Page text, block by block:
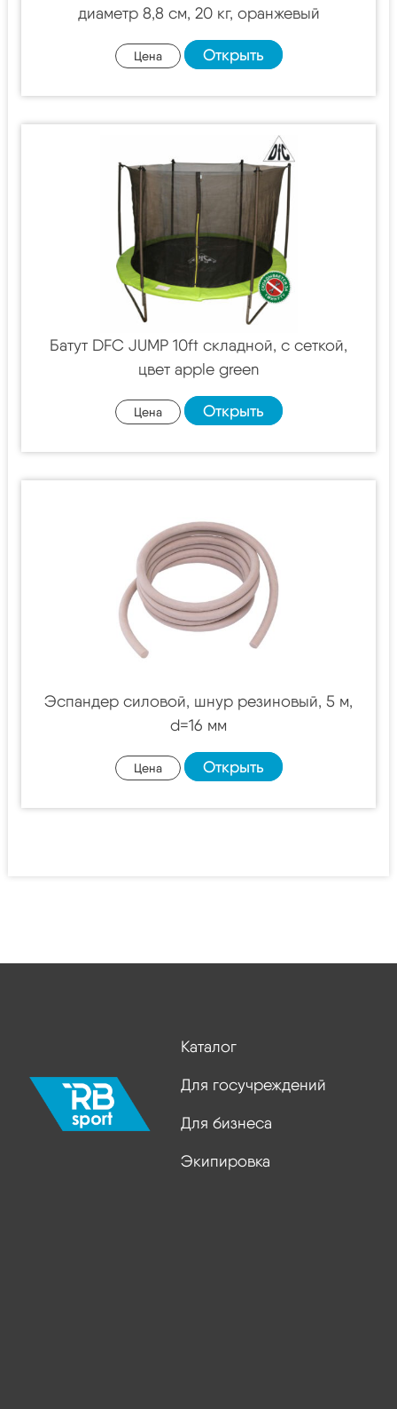
диаметр 8,8 см, 20 кг, оранжевый
Цена Открыть
Батут DFC JUMP 10ft складной, c сеткой,
цвет apple green
Цена Открыть
Эспандер силовой, шнур резиновый, 5 м,
d=16 мм
Цена Открыть
Каталог
Для госучреждений
Для бизнеса
Экипировка